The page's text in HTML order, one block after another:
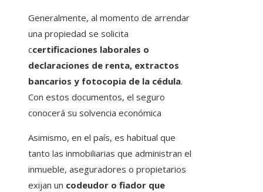
Generalmente, al momento de arrendar
una propiedad se solicita
ccertificaciones laborales o
declaraciones de renta, extractos
bancarios y fotocopia de la cédula.
Con estos documentos, el seguro
conocerá su solvencia económica
Asimismo, en el país, es habitual que
tanto las inmobiliarias que administran el
inmueble, aseguradores o propietarios
exijan un codeudor o fiador que